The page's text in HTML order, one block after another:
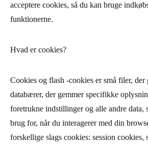
acceptere cookies, så du kan bruge
funktionerne.
Hvad er cookies?
Cookies og flash -cookies er små filer, der
databærer, der gemmer specifikke
foretrukne indstillinger og alle andre data,
brug for, når du interagerer med din
forskellige slags cookies: session cookies,